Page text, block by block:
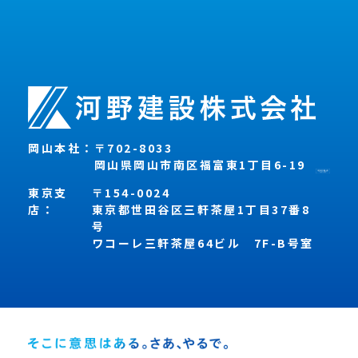
岡山本社： 〒702-8033
岡山県岡山市南区福富東1丁目6-19
東京支
店：
〒154-0024
東京都世田谷区三軒茶屋1丁目37番8
号
ワコーレ三軒茶屋64ビル 7F-B号室